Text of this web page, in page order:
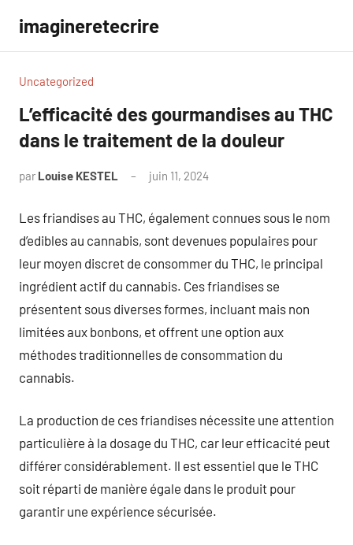
contenu
imagineretecrire
Uncategorized
L’efficacité des gourmandises au THC
dans le traitement de la douleur
par Louise KESTEL juin 11, 2024
Les friandises au THC, également connues sous le nom
d’edibles au cannabis, sont devenues populaires pour
leur moyen discret de consommer du THC, le principal
ingrédient actif du cannabis. Ces friandises se
présentent sous diverses formes, incluant mais non
limitées aux bonbons, et offrent une option aux
méthodes traditionnelles de consommation du
cannabis.
La production de ces friandises nécessite une attention
particulière à la dosage du THC, car leur efficacité peut
différer considérablement. Il est essentiel que le THC
soit réparti de manière égale dans le produit pour
garantir une expérience sécurisée.